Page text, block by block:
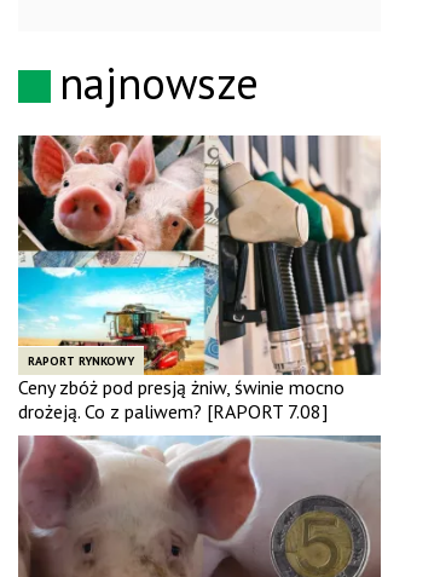
najnowsze
RAPORT RYNKOWY
Ceny zbóż pod presją żniw, świnie mocno
drożeją. Co z paliwem? [RAPORT 7.08]